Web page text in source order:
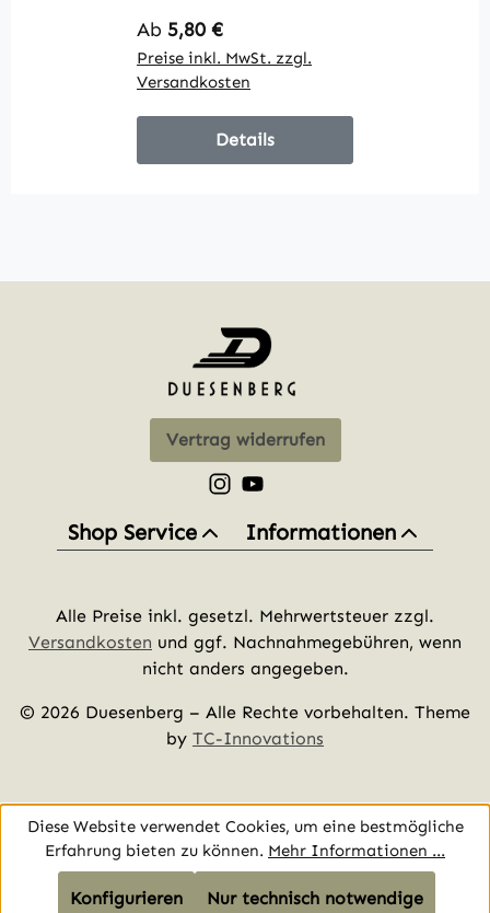
Regulärer Preis:
Ab 5,80 €
Preise inkl. MwSt. zzgl.
Versandkosten
Details
Vertrag widerrufen
Schau auf Instagram vorbei –
Sieh dir unsere Videos auf
Shop Service Informationen
Alle Preise inkl. gesetzl. Mehrwertsteuer zzgl.
Versandkosten und ggf. Nachnahmegebühren, wenn
nicht anders angegeben.
© 2026 Duesenberg – Alle Rechte vorbehalten. Theme
by TC-Innovations
Diese Website verwendet Cookies, um eine bestmögliche
Erfahrung bieten zu können. Mehr Informationen ...
Nur technisch notwendige
Konfigurieren